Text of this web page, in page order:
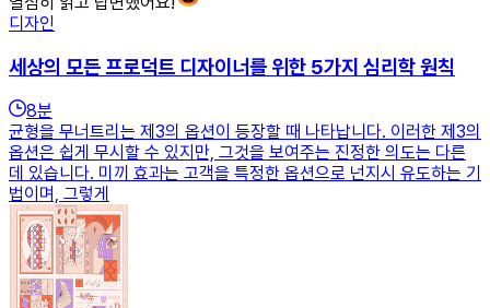
디자인
세상의 모든 프로덕트 디자이너를 위한 5가지 심리학 원칙
8분
균형을 무너트리는 제3의 옵션이 등장할 때 나타납니다. 이러한 제3의
옵션은 쉽게 무시할 수 있지만, 그것을 보여주는 진정한 의도는 다른
데 있습니다. 미끼 효과는 고객을 특정한 옵션으로 넌지시 유도하는 기
법이며, 그렇게